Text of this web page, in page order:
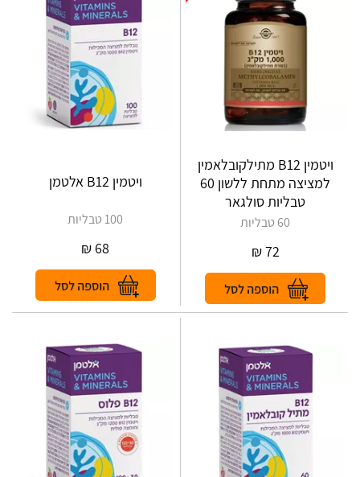
ויטמין B12 מתילקובלאמין
למציצה מתחת ללשון 60
טבליות סולגאר
60 טבליות
72
₪
ויטמין B12 אלטמן
100 טבליות
68
₪